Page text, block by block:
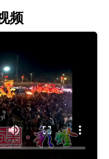
频